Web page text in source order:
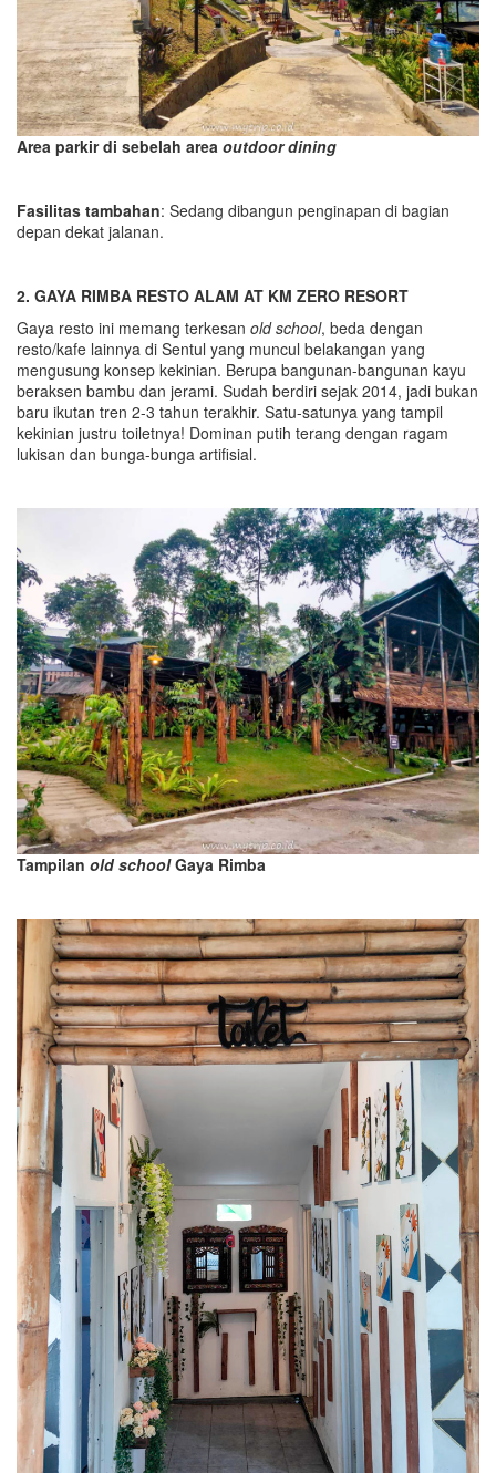
Area parkir di sebelah area outdoor dining
Fasilitas tambahan: Sedang dibangun penginapan di bagian
depan dekat jalanan.
2. GAYA RIMBA RESTO ALAM AT KM ZERO RESORT
Gaya resto ini memang terkesan old school, beda dengan
resto/kafe lainnya di Sentul yang muncul belakangan yang
mengusung konsep kekinian. Berupa bangunan-bangunan kayu
beraksen bambu dan jerami. Sudah berdiri sejak 2014, jadi bukan
baru ikutan tren 2-3 tahun terakhir. Satu-satunya yang tampil
kekinian justru toiletnya! Dominan putih terang dengan ragam
lukisan dan bunga-bunga artifisial.
Tampilan old schoolGaya Rimba